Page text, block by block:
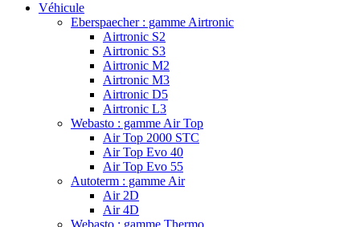
Véhicule
Eberspaecher : gamme Airtronic
Airtronic S2
Airtronic S3
Airtronic M2
Airtronic M3
Airtronic D5
Airtronic L3
Webasto : gamme Air Top
Air Top 2000 STC
Air Top Evo 40
Air Top Evo 55
Autoterm : gamme Air
Air 2D
Air 4D
Webasto : gamme Thermo